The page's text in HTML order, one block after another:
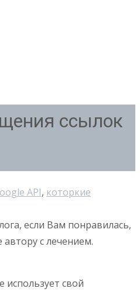
ссылок
API, которкие
если Вам понравилась,
с лечением.
свой